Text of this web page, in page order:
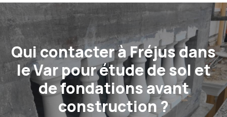
Qui contacter à Fréjus dans
le Var pour étude de sol et
de fondations avant
construction ?